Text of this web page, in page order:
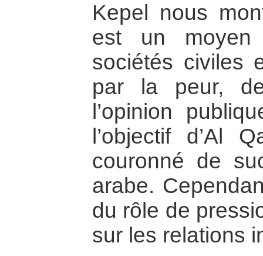
Kepel nous
est un moyen
sociétés civiles
par la peur,
l’opinion
l’objectif d’Al
couronné de
arabe.
du rôle de
sur les relations